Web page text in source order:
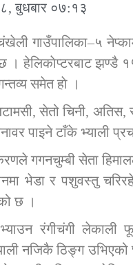
समिति सम्बन्धी
बुधबार ०७:१३
गाउँपालिका–५
छ । हेलिकाेप्टरबाट
समेत हाे ।
सेतो चिनी, अतिस,
पाइने टाँके भ्याली
गगनचुम्बी सेता
भेडा र पशुवस्तु
छ ।
रंगीचंगी
नजिकै ठिङ्ग